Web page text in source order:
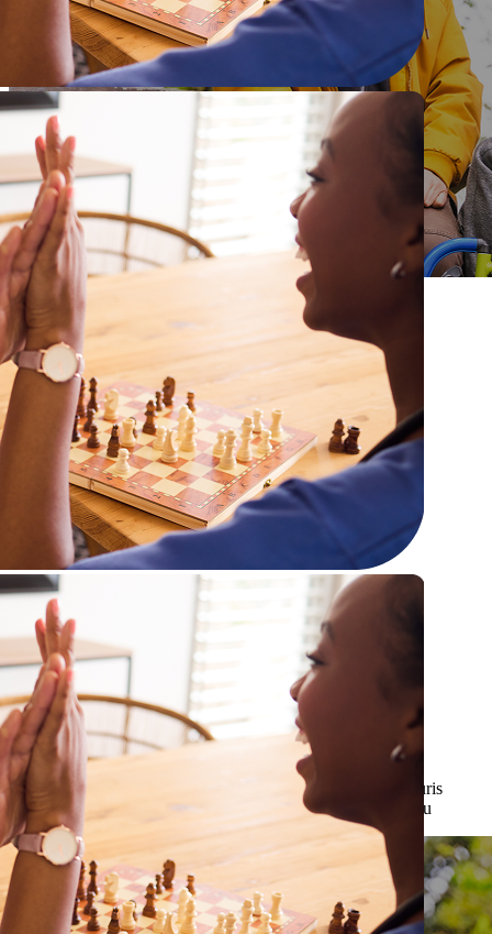
Lorem ipsum dolor sit amet, consectetur adipiscing elit. Mauris
hendrerit nulla non nisi maximus, at tristique erat ornare augu